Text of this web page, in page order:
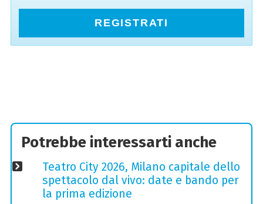
REGISTRATI
Potrebbe interessarti anche
Teatro City 2026, Milano capitale dello
spettacolo dal vivo: date e bando per
la prima edizione